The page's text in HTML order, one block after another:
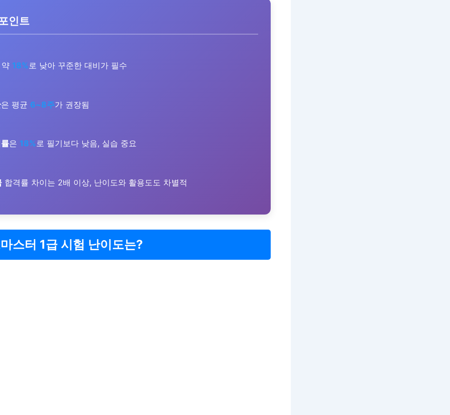
인트
18%로 낮아 꾸준한 대비가 필수
은 평균 6~8주가 권장됨
은 18%로 필기보다 낮음, 실습 중요
합격률 차이는 2배 이상, 난이도와 활용도도 차별적
스터 1급 시험 난이도는?